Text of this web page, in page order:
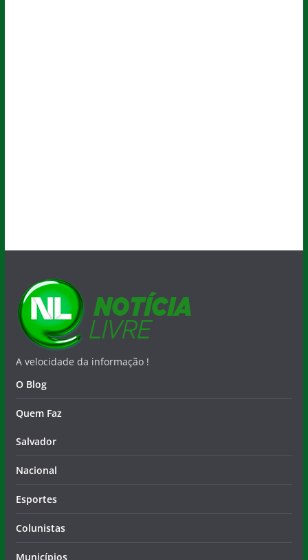
A velocidade da informação !
O Blog
Quem Faz
Salvador
Nacional
Esportes
Colunistas
Municípios
Contato